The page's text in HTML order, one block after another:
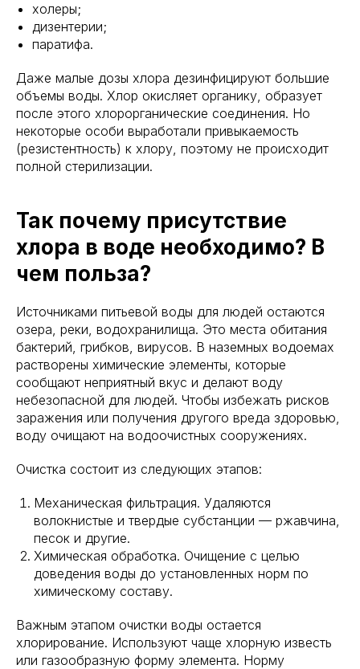
холеры;
дизентерии;
паратифа.
Даже малые дозы хлора дезинфицируют большие
объемы воды. Хлор окисляет органику, образует
после этого хлорорганические соединения. Но
некоторые особи выработали привыкаемость
(резистентность) к хлору, поэтому не происходит
полной стерилизации.
Так почему присутствие
хлора в воде необходимо? В
чем польза?
Источниками питьевой воды для людей остаются
озера, реки, водохранилища. Это места обитания
бактерий, грибков, вирусов. В наземных водоемах
растворены химические элементы, которые
сообщают неприятный вкус и делают воду
небезопасной для людей. Чтобы избежать рисков
заражения или получения другого вреда здоровью,
воду очищают на водоочистных сооружениях.
Очистка состоит из следующих этапов:
Механическая фильтрация. Удаляются
волокнистые и твердые субстанции — ржавчина,
песок и другие.
Химическая обработка. Очищение с целью
доведения воды до установленных норм по
химическому составу.
Важным этапом очистки воды остается
хлорирование. Используют чаще хлорную известь
или газообразную форму элемента. Норму